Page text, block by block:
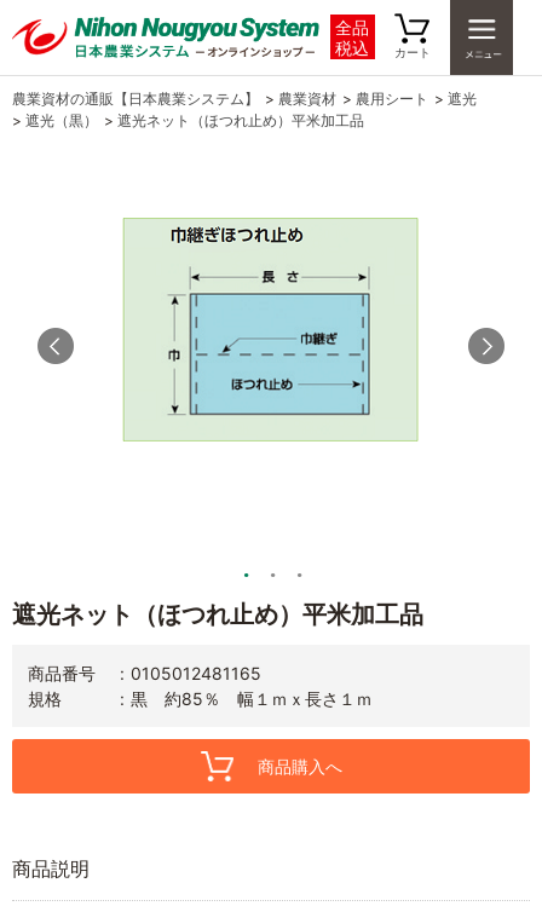
全品
税込
カート
農業資材の通販【日本農業システム】 > 農業資材 > 農用シート > 遮光
> 遮光（黒） > 遮光ネット（ほつれ止め）平米加工品
遮光ネット（ほつれ止め）平米加工品
商品番号
0105012481165
規格
黒 約85％ 幅１ｍｘ長さ１ｍ
商品購入へ
商品説明